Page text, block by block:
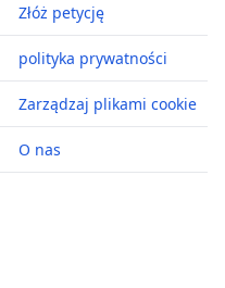
Złóż petycję
polityka prywatności
Zarządzaj plikami cookie
O nas